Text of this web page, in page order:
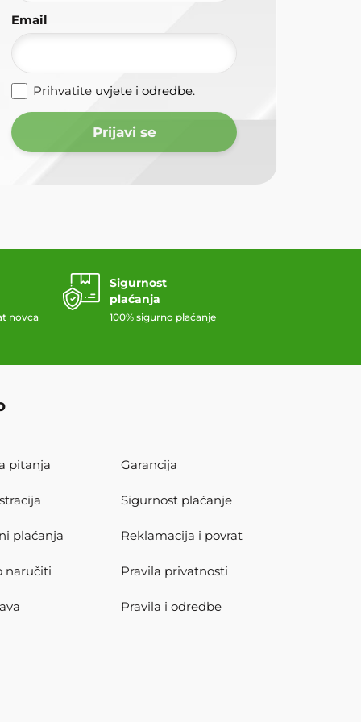
novca
Sigurnost
plaćanja
100% sigurno plaćanje
pitanja
plaćanja
naručiti
Garancija
Sigurnost plaćanje
Reklamacija i povrat
Pravila privatnosti
Pravila i odredbe
Email
Prihvatite uvjete i odredbe.
Prijavi se